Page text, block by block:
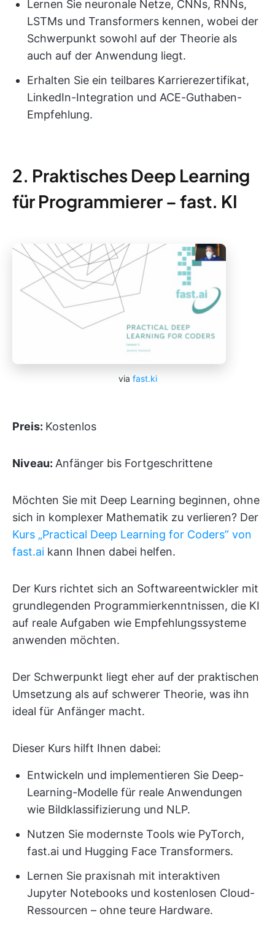
Lernen Sie neuronale Netze, CNNs, RNNs,
LSTMs und Transformers kennen, wobei der
Schwerpunkt sowohl auf der Theorie als
auch auf der Anwendung liegt.
Erhalten Sie ein teilbares Karrierezertifikat,
LinkedIn-Integration und ACE-Guthaben-
Empfehlung.
2. Praktisches Deep Learning
für Programmierer – fast. KI
via fast.ki
Preis: Kostenlos
Niveau: Anfänger bis Fortgeschrittene
Möchten Sie mit Deep Learning beginnen, ohne
sich in komplexer Mathematik zu verlieren? Der
Kurs „Practical Deep Learning for Coders” von
fast.ai kann Ihnen dabei helfen.
Der Kurs richtet sich an Softwareentwickler mit
grundlegenden Programmierkenntnissen, die KI
auf reale Aufgaben wie Empfehlungssysteme
anwenden möchten.
Der Schwerpunkt liegt eher auf der praktischen
Umsetzung als auf schwerer Theorie, was ihn
ideal für Anfänger macht.
Dieser Kurs hilft Ihnen dabei:
Entwickeln und implementieren Sie Deep-
Learning-Modelle für reale Anwendungen
wie Bildklassifizierung und NLP.
Nutzen Sie modernste Tools wie PyTorch,
fast.ai und Hugging Face Transformers.
Lernen Sie praxisnah mit interaktiven
Jupyter Notebooks und kostenlosen Cloud-
Ressourcen – ohne teure Hardware.